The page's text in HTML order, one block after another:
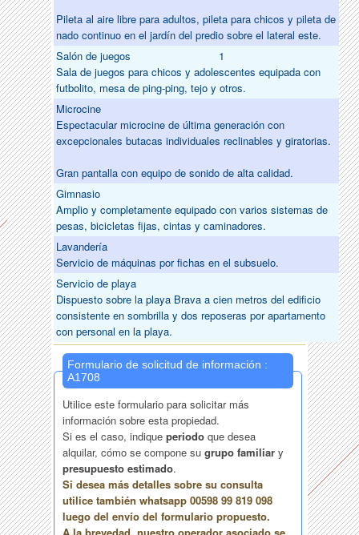
Pileta al aire libre para adultos, pileta para chicos y pileta de
nado continuo en el jardín del predio sobre el lateral este.
Salón de juegos
1
Sala de juegos para chicos y adolescentes equipada con
futbolito, mesa de ping-ping, tejo y otros.
Microcine
Espectacular microcine de última generación con
excepcionales butacas individuales reclinables y giratorias.
Gran pantalla con equipo de sonido de alta calidad.
Gimnasio
Amplio y completamente equipado con varios sistemas de
pesas, bicicletas fijas, cintas y caminadores.
Lavandería
Servicio de máquinas por fichas en el subsuelo.
Servicio de playa
Dispuesto sobre la playa Brava a cien metros del edificio
consistente en sombrilla y dos reposeras por apartamento
con personal en la playa.